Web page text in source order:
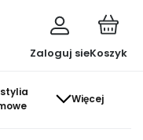
Zaloguj sieKoszyk
Więcej